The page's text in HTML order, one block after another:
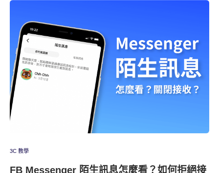
3C 教學
FB Messenger 陌生訊息怎麼看？如何拒絕接